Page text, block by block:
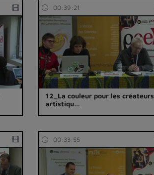
00:39:21
12_La couleur pour les créateurs
artistiqu…
00:33:55